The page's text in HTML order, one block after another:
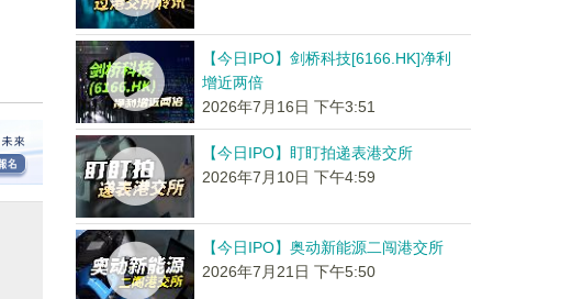
【今日IPO】剑桥科技[6166.HK]净利
增近两倍
2026年7月16日 下午3:51
【今日IPO】盯盯拍递表港交所
2026年7月10日 下午4:59
【今日IPO】奥动新能源二闯港交所
2026年7月21日 下午5:50